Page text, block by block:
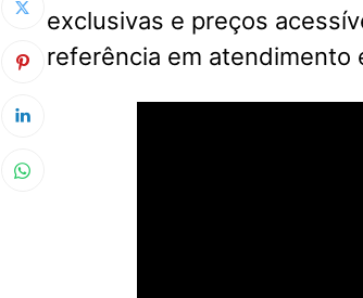
exclusivas e preços
referência em atendimento